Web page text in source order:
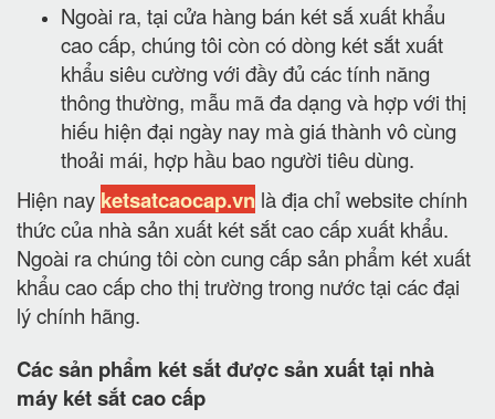
Ngoài ra, tại cửa hàng bán két sắ xuất khẩu
cao cấp, chúng tôi còn có dòng két sắt xuất
khẩu siêu cường với đầy đủ các tính năng
thông thường, mẫu mã đa dạng và hợp với thị
hiếu hiện đại ngày nay mà giá thành vô cùng
thoải mái, hợp hầu bao người tiêu dùng.
Hiện nay ketsatcaocap.vn là địa chỉ website chính
thức của nhà sản xuất két sắt cao cấp xuất khẩu.
Ngoài ra chúng tôi còn cung cấp sản phẩm két xuất
khẩu cao cấp cho thị trường trong nước tại các đại
lý chính hãng.
Các sản phẩm két sắt được sản xuất tại nhà
máy két sắt cao cấp